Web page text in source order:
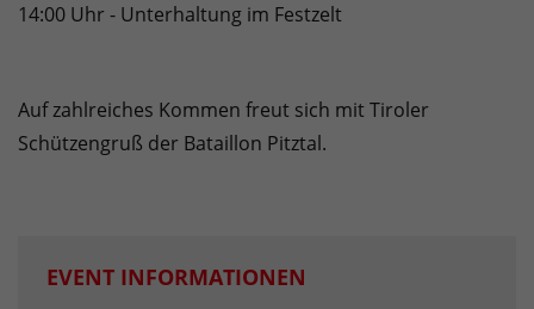
14:00 Uhr - Unterhaltung im Festzelt
Auf zahlreiches Kommen freut sich mit Tiroler
Schützengruß der Bataillon Pitztal.
EVENT INFORMATIONEN